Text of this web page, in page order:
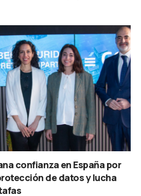
confianza en España por
de datos y lucha